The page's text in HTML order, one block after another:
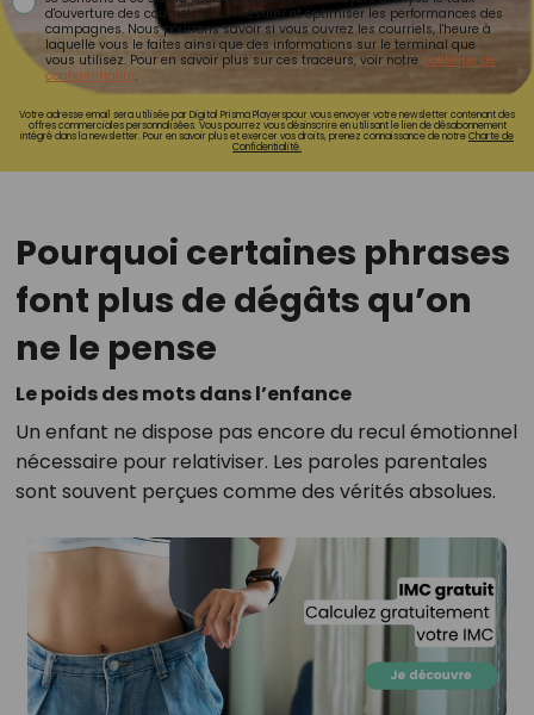
d'ouverture des courriels pour mesurer et optimiser les performances des
campagnes. Nous pourrons savoir si vous ouvrez les courriels, l'heure à
laquelle vous le faites ainsi que des informations sur le terminal que
vous utilisez. Pour en savoir plus sur ces traceurs, voir notre politique de
confidentialité.
Votre adresse email sera utilisée par Digital Prisma Playerspour vous envoyer votre newsletter contenant des
offres commerciales personnalisées. Vous pourrez vous désinscrire en utilisant le lien de désabonnement
intégré dans la newsletter. Pour en savoir plus et exercer vos droits, prenez connaissance de notreCharte de
Confidentialité.
Pourquoi certaines phrases
font plus de dégâts qu’on
ne le pense
Le poids des mots dans l’enfance
Un enfant ne dispose pas encore du recul émotionnel
nécessaire pour relativiser. Les paroles parentales
sont souvent perçues comme des vérités absolues.